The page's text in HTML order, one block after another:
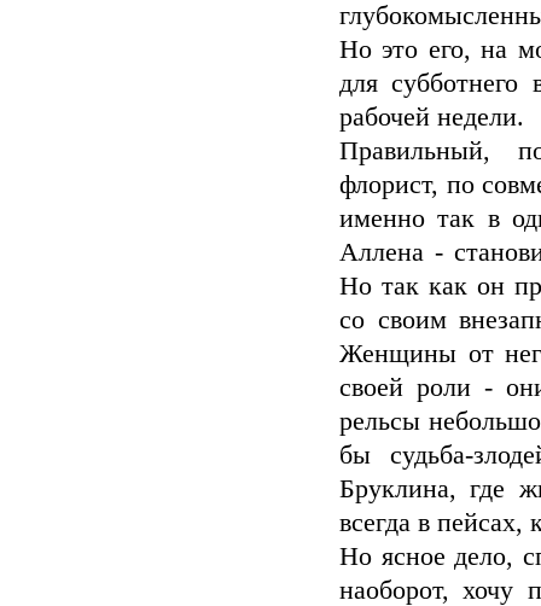
Но это его, на
для субботнего
рабочей недели.
Правильный,
флорист, по
именно так в
Аллена -
Но так как он
со своим
Женщины от
своей роли -
рельсы
бы судьба-
Бруклина, где
всегда в
Но ясное дело,
наоборот, хочу